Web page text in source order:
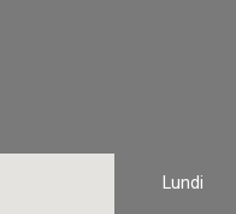
Lundi